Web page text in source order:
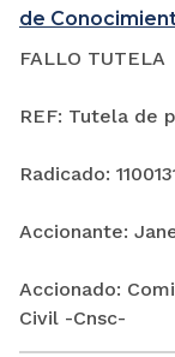
de
FALLO TUTELA
REF: Tutela de
Radicado:
Accionante:
Accionado:
Civil -Cnsc-